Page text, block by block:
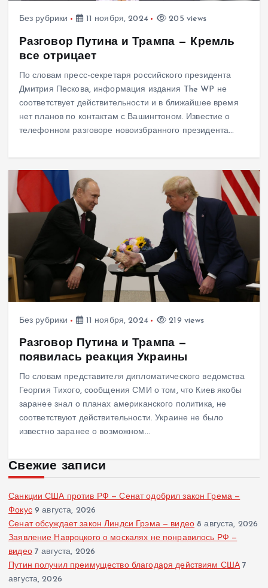
Без рубрики 11 ноября, 2024 205 views
Разговор Путина и Трампа — Кремль
все отрицает
По словам пресс-секретаря российского президента
Дмитрия Пескова, информация издания The WP не
соответствует действительности и в ближайшее время
нет планов по контактам с Вашингтоном. Известие о
телефонном разговоре новоизбранного президента…
Без рубрики 11 ноября, 2024 219 views
Разговор Путина и Трампа —
появилась реакция Украины
По словам представителя дипломатического ведомства
Георгия Тихого, сообщения СМИ о том, что Киев якобы
заранее знал о планах американского политика, не
соответствуют действительности. Украине не было
известно заранее о возможном…
Свежие записи
Санкции США против РФ — Сенат одобрил закон Грема —
Фокус 9 августа, 2026
Сенат обсуждает закон Линдси Грэма — видео 8 августа, 2026
Заявление Навроцкого о москалях не понравилось РФ —
видео 7 августа, 2026
Путин получил преимущество благодаря действиям США 7
августа, 2026